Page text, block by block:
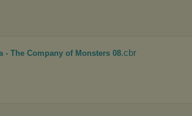
- The Company of Monsters 08.cbr